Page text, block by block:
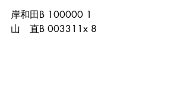
岸和田B 100000 1
山　直B 003311x 8